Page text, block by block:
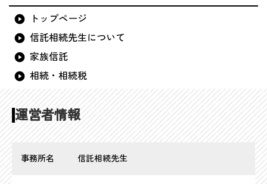
トップページ
信託相続先生について
家族信託
相続・相続税
運営者情報
事務所名 信託相続先生